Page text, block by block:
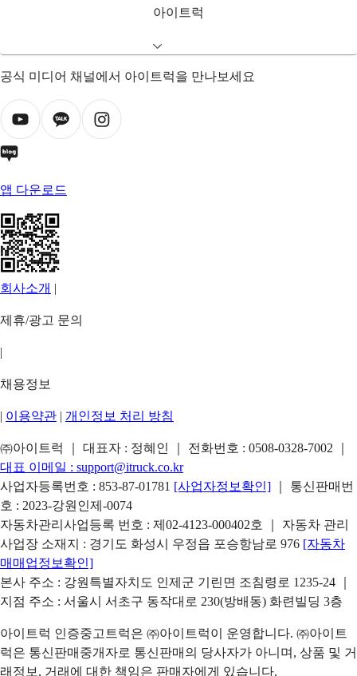
아이트럭
공식 미디어 채널에서 아이트럭을 만나보세요
앱 다운로드
회사소개 |
제휴/광고 문의
|
채용정보
| 이용약관 | 개인정보 처리 방침
㈜아이트럭 ｜ 대표자 : 정혜인 ｜ 전화번호 : 0508-0328-7002
대표 이메일 : support@itruck.co.kr
사업자등록번호 : 853-87-01781 [사업자정보확인]
｜ 통신판매번
호 : 2023-강원인제-0074
자동차관리사업등록 번호 : 제02-4123-000402호 ｜ 자동차 관리
사업장 소재지 : 경기도 화성시 우정읍 포승항남로 976 [자동차
매매업정보확인]
본사 주소 : 강원특별자치도 인제군 기린면 조침령로 1235-24 ｜
지점 주소 : 서울시 서초구 동작대로 230(방배동) 화련빌딩 3층
아이트럭 인증중고트럭은 ㈜아이트럭이 운영합니다. ㈜아이트
럭은 통신판매중개자로 통신판매의 당사자가 아니며, 상품 및 거
래정보, 거래에 대한 책임은 판매자에게 있습니다.